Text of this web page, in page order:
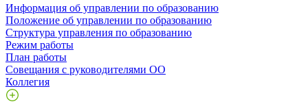
Информация об управлении по образованию
Положение об управлении по образованию
Структура управления по образованию
Режим работы
План работы
Совещания с руководителями ОО
Коллегия